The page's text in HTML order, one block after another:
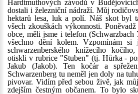
Hardtmuthových závodů v
dostali i železniční nádraží. Můj
hektarů lesa, luk a polí. Náš skot byl
všech zkouškách výkonnosti.
obce, měli jsme i telefon
všechno dění kolem. Vzpomínám si
schwarzenberského knížecího
otiskli v rubrice "Stuben" (tj. Hůrka -
Jakub (Jakob). Ten kočár a
Schwarzenberg tu neměl jen doly na
pivovar. Vidím před sebou živě, jak
zdejším čestným občanem. To bylo